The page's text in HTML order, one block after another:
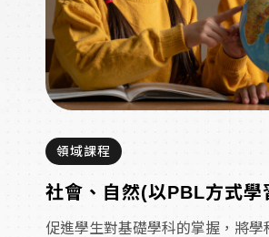
領域課程
社會、自然(以PBL方式學
促進學生對基礎學科的掌握，將